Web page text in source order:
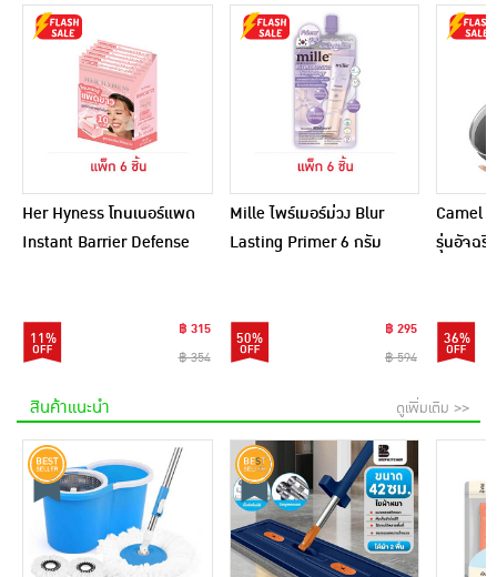
Her Hyness โทนเนอร์แพด
Instant Barrier Defense
11%
฿ 315
฿ 354
Mille ไพร์เมอร์ม่วง Blur
Lasting Primer 6 กรัม
50%
฿ 295
฿ 594
Camel
รุ่นอัจฉริ
36%
สินค้าแนะนำ ดูเพิ่มเติม >>